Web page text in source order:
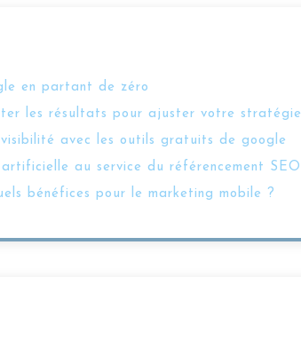
en partant de zéro
les résultats pour ajuster votre stratégie
avec les outils gratuits de google
au service du référencement SEO
bénéfices pour le marketing mobile ?